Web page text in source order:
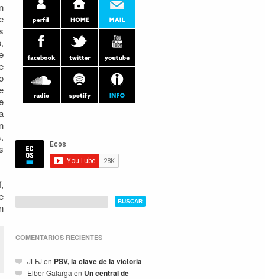
COMENTARIOS RECIENTES
JLFJ en PSV, la clave de la victoria
Elber Galarga en Un central de